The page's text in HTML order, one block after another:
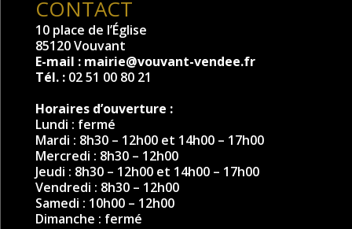
CONTACT
10 place de l’Église
85120 Vouvant
E-mail : mairie@vouvant-vendee.fr
Tél. : 02 51 00 80 21
Horaires d’ouverture :
Lundi : fermé
Mardi : 8h30 – 12h00 et 14h00 – 17h00
Mercredi : 8h30 – 12h00
Jeudi : 8h30 – 12h00 et 14h00 – 17h00
Vendredi : 8h30 – 12h00
Samedi : 10h00 – 12h00
Dimanche : fermé